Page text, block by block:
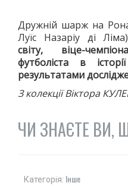
Дружній шарж на
Луїс Назаріу ді
світу, віце-
футболіста в
результатами
З колекції Віктора
ЧИ ЗНАЄТЕ ВИ,
Категорія: Інше